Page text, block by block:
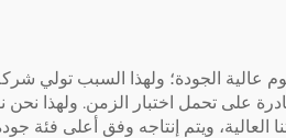
عالية الجودة؛ ولهذا السبب تولي
على تحمل اختبار الزمن. ولهذا
العالية، ويتم إنتاجه وفق أعلى